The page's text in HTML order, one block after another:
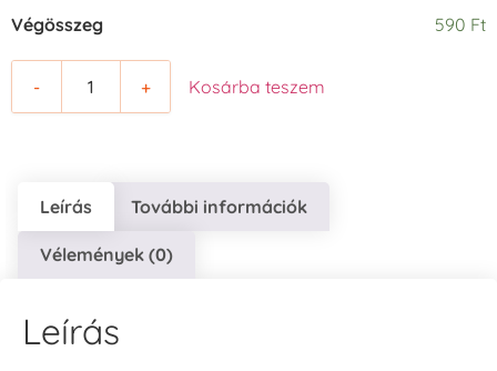
Végösszeg 590 Ft
- + Kosárba teszem
Leírás További információk
Vélemények (0)
Leírás